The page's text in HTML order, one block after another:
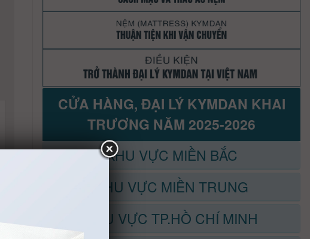
CỬA HÀNG, ĐẠI LÝ KYMDAN KHAI
TRƯƠNG NĂM 2025-2026
KHU VỰC MIỀN BẮC
KHU VỰC MIỀN TRUNG
KHU VỰC TP.HỒ CHÍ MINH